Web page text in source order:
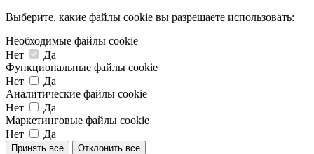
Выберите, какие файлы cookie вы разрешаете использовать:
Необходимые файлы cookie
Нет
Да
Функциональные файлы cookie
Нет
Да
Аналитические файлы cookie
Нет
Да
Маркетинговые файлы cookie
Нет
Да
Принять все Отклонить все